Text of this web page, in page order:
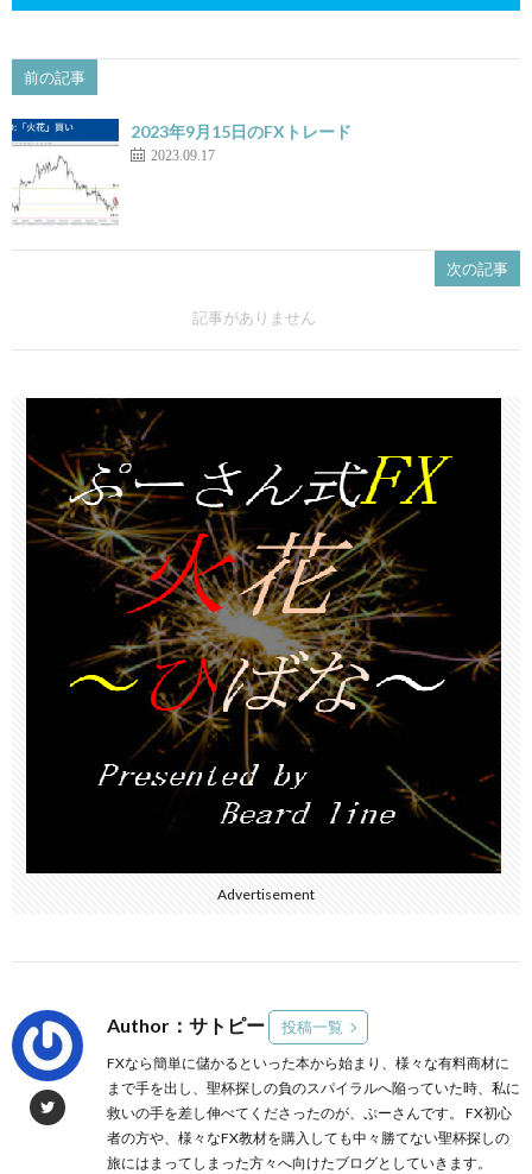
前の記事
2023年9月15日のFXトレード
2023.09.17
次の記事
記事がありません
Advertisement
Author：サトピー 投稿一覧
FXなら簡単に儲かるといった本から始まり、様々な有料商材に
まで手を出し、聖杯探しの負のスパイラルへ陥っていた時、私に
救いの手を差し伸べてくださったのが、ぷーさんです。 FX初心
者の方や、様々なFX教材を購入しても中々勝てない聖杯探しの
旅にはまってしまった方々へ向けたブログとしていきます。